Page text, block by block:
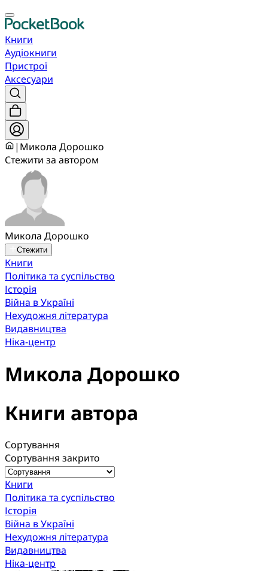
Книги
Аудіокниги
Пристрої
Аксесуари
| Микола Дорошко
Стежити за автором
Микола Дорошко
Стежити
Книги
Політика та суспільство
Історія
Війна в Україні
Нехудожня література
Видавництва
Ніка-центр
Микола Дорошко
Книги автора
Сортування
Сортування закрито
Книги
Політика та суспільство
Історія
Війна в Україні
Нехудожня література
Видавництва
Ніка-центр